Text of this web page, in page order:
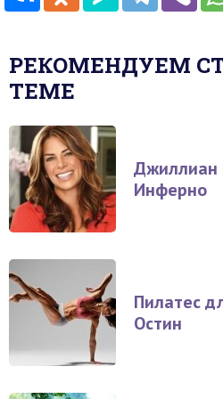
РЕКОМЕНДУЕМ
ТЕМЕ
Джиллиан
Инферно
Пилатес
Остин